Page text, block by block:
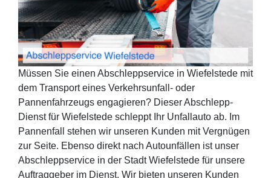
Müssen Sie einen Abschleppservice in Wiefelstede mit
dem Transport eines Verkehrsunfall- oder
Pannenfahrzeugs engagieren? Dieser Abschlepp-
Dienst für Wiefelstede schleppt Ihr Unfallauto ab. Im
Pannenfall stehen wir unseren Kunden mit Vergnügen
zur Seite. Ebenso direkt nach Autounfällen ist unser
Abschleppservice in der Stadt Wiefelstede für unsere
Auftraggeber im Dienst. Wir bieten unseren Kunden